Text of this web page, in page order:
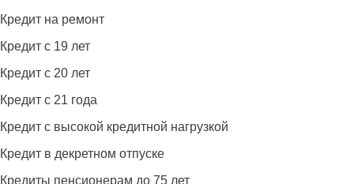
Кредит на ремонт
Кредит с 19 лет
Кредит с 20 лет
Кредит с 21 года
Кредит с высокой кредитной нагрузкой
Кредит в декретном отпуске
Кредиты пенсионерам до 75 лет